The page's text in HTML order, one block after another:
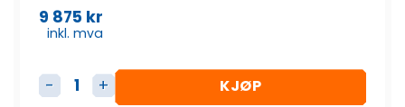
9 875 kr
inkl. mva
Beltestrammer Komplett med sylinder antall
KJØP